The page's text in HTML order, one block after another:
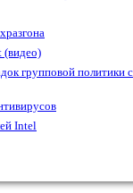
(видео)
групповой политики с
Intel